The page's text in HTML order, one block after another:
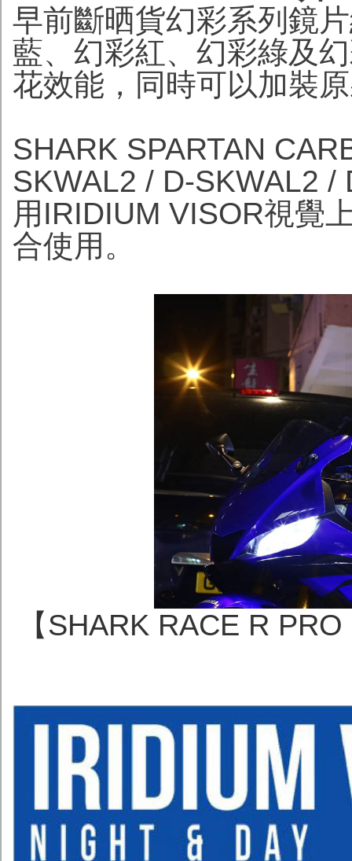
早前斷晒貨幻彩系列鏡
藍、幻彩紅、幻彩綠及
花效能，同時可以加裝
SHARK SPARTAN
SKWAL2 / D-SKWAL2 /
用IRIDIUM VISOR視覺
合使用。
【SHARK RACE R